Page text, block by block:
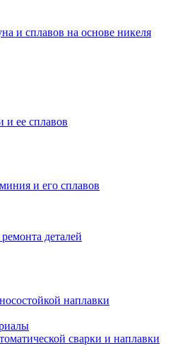
и сплавов на основе никеля
и ее сплавов
и его сплавов
деталей
наплавки
сварки и наплавки